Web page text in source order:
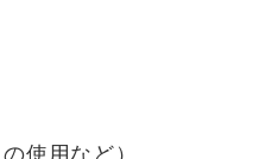
使用など）